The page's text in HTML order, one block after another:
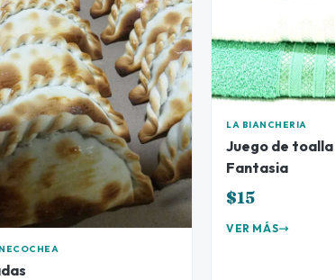
LA BIANCHERIA
Juego de
Fantasia
$15
VER MÁS